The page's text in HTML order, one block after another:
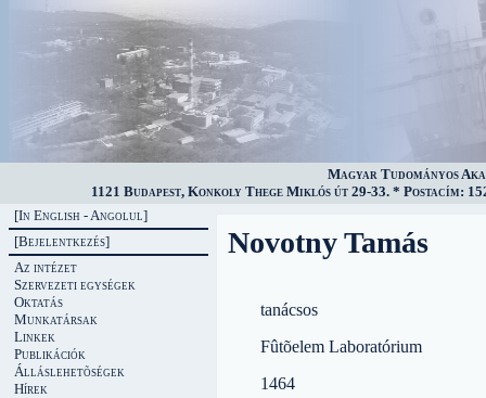
Magyar Tudományos
1121 Budapest, Konkoly Thege Miklós út 29-33. * Postacím:
[In English - Angolul]
[Bejelentkezés]
Az intézet
Szervezeti egységek
Oktatás
Munkatársak
Linkek
Publikációk
Álláslehetõségek
Hírek
Novotny Tamás
tanácsos
Fûtõelem Laboratórium
1464